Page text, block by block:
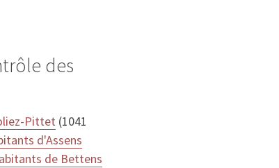
des
Pittet (1041
d'Assens
de Bettens